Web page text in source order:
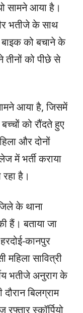
सामने आया है।
भतीजे के साथ
को बचाने के
तीनों को पीछे से
आया है, जिसमें
को रौंदते हुए
और दोनों
में भर्ती कराया
है।
के थाना
हैं। बताया जा
कानपुर
महिला सावित्री
भतीजे अनुराग के
बिलग्राम
स्कॉर्पियो